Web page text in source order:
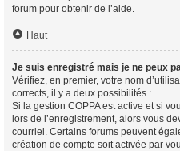
forum pour obtenir de l’aide.
Haut
Je suis enregistré mais je ne peux
Vérifiez, en premier, votre nom
corrects, il y a deux possibilités :
Si la gestion COPPA est active et si
lors de l’enregistrement, alors vous
courriel. Certains forums peuvent
création de compte soit activée par